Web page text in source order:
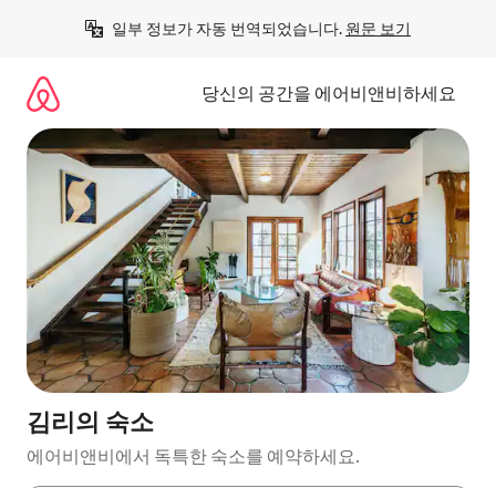
일부 정보가 자동 번역되었습니다. 원문 보기
당신의 공간을 에어비앤비하세요
김리의 숙소
에어비앤비에서 독특한 숙소를 예약하세요.